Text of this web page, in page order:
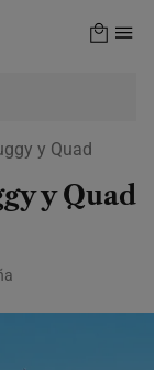
y Quad
y Quad